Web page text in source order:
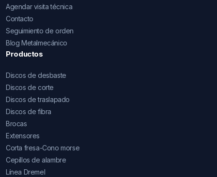
Agendar visita técnica
Contacto
Seguimiento de orden
Blog Metalmecánico
Productos
Discos de desbaste
Discos de corte
Discos de traslapado
Discos de fibra
Brocas
Extensores
Corta fresa-Cono morse
Cepillos de alambre
Línea Dremel